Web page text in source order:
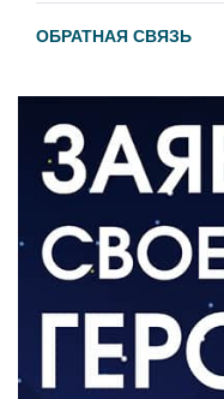
ОБРАТНАЯ СВЯЗЬ
ВЛАСТЬ
День памяти и
06.08.2026
Новый настил
05.08.2026